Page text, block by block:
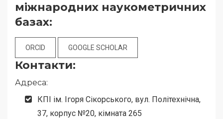
міжнародних наукометричних
базах:
ORCID GOOGLE SCHOLAR
Контакти:
Адреса:
КПІ ім. Ігоря Сікорського, вул. Політехнічна,
37, корпус №20, кімната 265